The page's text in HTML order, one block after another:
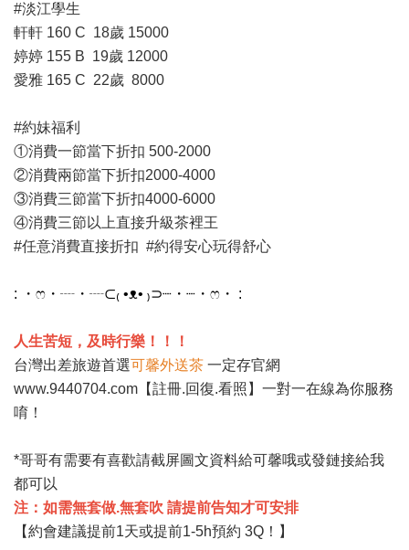
#淡江學生
軒軒 160 C 18歲 15000
婷婷 155 B 19歲 12000
愛雅 165 C 22歲 8000
#約妹福利
①消費一節當下折扣 500-2000
②消費兩節當下折扣2000-4000
③消費三節當下折扣4000-6000
④消費三節以上直接升級茶裡王
#任意消費直接折扣 #約得安心玩得舒心
: ・ෆ・┈・┈⊂₍ •ᴥ• ₎⊃┈・┈・ෆ・ :
人生苦短，及時行樂！！！
台灣出差旅遊首選可馨外送茶 一定存官網
www.9440704.com 【註冊.回復.看照】一對一在線為你服務
唷！
*哥哥有需要有喜歡請截屏圖文資料給可馨哦或發鏈接給我
都可以
注：如需無套做.無套吹 請提前告知才可安排
【約會建議提前1天或提前1-5h預約 3Q！】